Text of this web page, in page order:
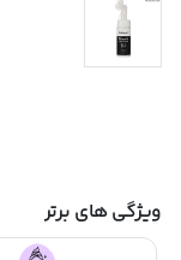
ویژگی های برتر